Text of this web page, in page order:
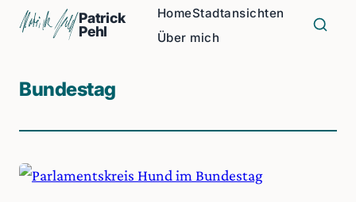
Patrick
Pehl
HomeStadtansichten
Über mich
Bundestag